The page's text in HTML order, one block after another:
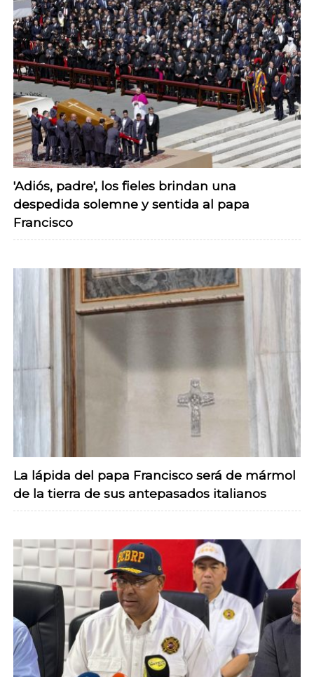
'Adiós, padre', los fieles brindan una
despedida solemne y sentida al papa
Francisco
La lápida del papa Francisco será de mármol
de la tierra de sus antepasados italianos